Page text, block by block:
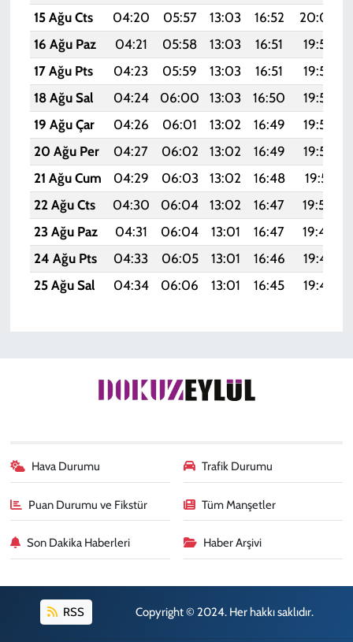
15 Ağu Cts
04:20 05:57 13:03 16:52 20:00
16 Ağu Paz
04:21 05:58 13:03 16:51 19:59
17 Ağu Pts
04:23 05:59 13:03 16:51 19:57
18 Ağu Sal
04:24 06:00 13:03 16:50 19:56
19 Ağu Çar
04:26 06:01 13:02 16:49 19:54
20 Ağu Per
04:27 06:02 13:02 16:49 19:53
21 Ağu Cum
04:29 06:03 13:02 16:48 19:51
22 Ağu Cts
04:30 06:04 13:02 16:47 19:50
23 Ağu Paz
04:31 06:04 13:01 16:47 19:48
24 Ağu Pts
04:33 06:05 13:01 16:46 19:47
25 Ağu Sal
04:34 06:06 13:01 16:45 19:45
Hava Durumu Trafik Durumu
Puan Durumu ve Fikstür Tüm Manşetler
Son Dakika Haberleri Haber Arşivi
RSS Copyright © 2024. Her hakkı saklıdır.